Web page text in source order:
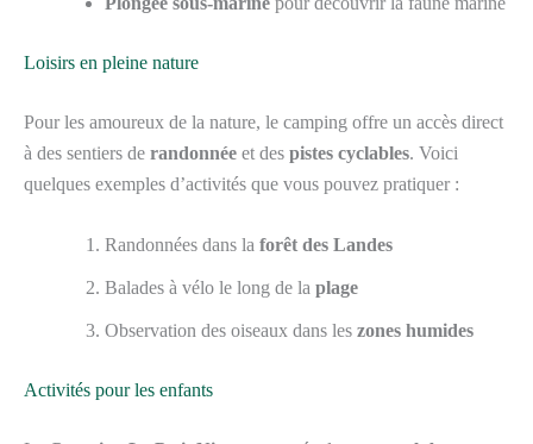
Loisirs en pleine nature
Pour les amoureux de la nature, le camping offre un accès direct
à des sentiers de randonnée et des pistes cyclables. Voici
quelques exemples d’activités que vous pouvez pratiquer :
Randonnées dans la forêt des Landes
Balades à vélo le long de la plage
Observation des oiseaux dans les zones humides
Activités pour les enfants